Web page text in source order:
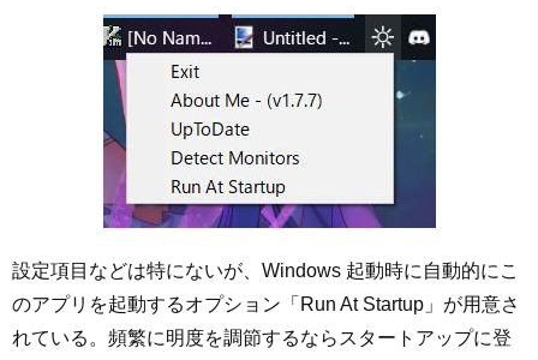
設定項目などは特にないが、Windows 起動時に自動的にこ
のアプリを起動するオプション「Run At Startup」が用意さ
れている。頻繁に明度を調節するならスタートアップに登